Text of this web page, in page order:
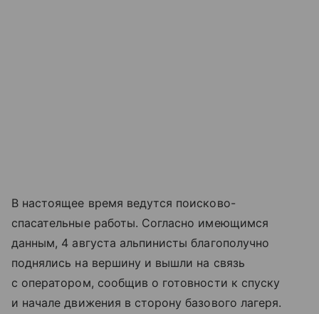
В настоящее время ведутся поисково-
спасательные работы. Согласно имеющимся
данным, 4 августа альпинисты благополучно
поднялись на вершину и вышли на связь
с оператором, сообщив о готовности к спуску
и начале движения в сторону базового лагеря.